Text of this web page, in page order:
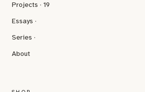
Projects · 19
Essays ·
Series ·
About